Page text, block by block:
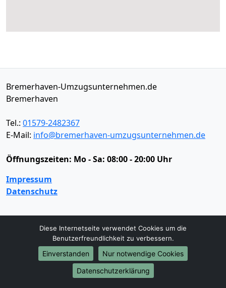
Bremerhaven-Umzugsunternehmen.de
Bremerhaven
Tel.: 01579-2482367
E-Mail: info@bremerhaven-umzugsunternehmen.de
Öffnungszeiten: Mo - Sa: 08:00 - 20:00 Uhr
Impressum
Datenschutz
Umzugsservice
Umzugsservice Behördenumzug
Büroumzug
Fernumzug
Firmenumzug
Laborumzug
Praxisumzug
Privatumzug
Studentenumzug
Beiladung
Diese Internetseite verwendet Cookies um die
Benutzerfreundlichkeit zu verbessern.
Einverstanden
Nur notwendige Cookies
Datenschutzerklärung